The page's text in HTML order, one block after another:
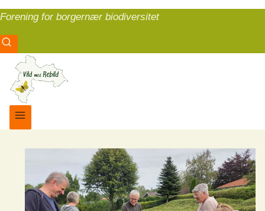
Forening for borgernær biodiversitet